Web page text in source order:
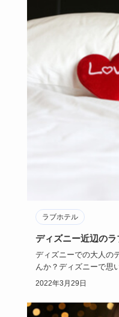
ラブホテル
ディズニー近辺のラ
ディズニーでの大人の
んか？ディズニーで思
ブホで二人の時…
2022年3月29日